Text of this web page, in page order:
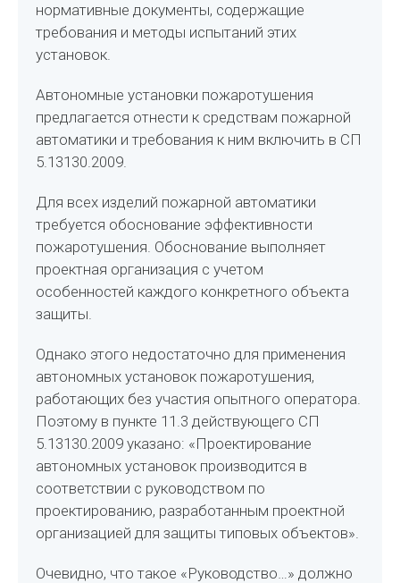
нормативные документы, содержащие
требования и методы испытаний этих
установок.
Автономные установки пожаротушения
предлагается отнести к средствам пожарной
автоматики и требования к ним включить в СП
5.13130.2009.
Для всех изделий пожарной автоматики
требуется обоснование эффективности
пожаротушения. Обоснование выполняет
проектная организация с учетом
особенностей каждого конкретного объекта
защиты.
Однако этого недостаточно для применения
автономных установок пожаротушения,
работающих без участия опытного оператора.
Поэтому в пункте 11.3 действующего СП
5.13130.2009 указано: «Проектирование
автономных установок производится в
соответствии с руководством по
проектированию, разработанным проектной
организацией для защиты типовых объектов».
Очевидно, что такое «Руководство…» должно